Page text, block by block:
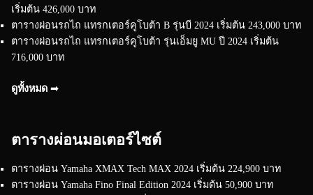
เริ่มต้น 426,000 บาท
ตารางผ่อนรถไถ แทรกเตอร์คูโบต้า B รุ่นบี 2024 เริ่มต้น 243,000 บาท
ตารางผ่อนรถไถ แทรกเตอร์คูโบต้า รุ่นเอ็มยู MU ปี 2024 เริ่มต้น
716,000 บาท
ดูทั้งหมด ➟
ตารางผ่อนมอเตอร์ไซต์
ตารางผ่อน Yamaha XMAX Tech MAX 2024 เริ่มต้น 224,900 บาท
ตารางผ่อน Yamaha Fino Final Edition 2024 เริ่มต้น 50,900 บาท